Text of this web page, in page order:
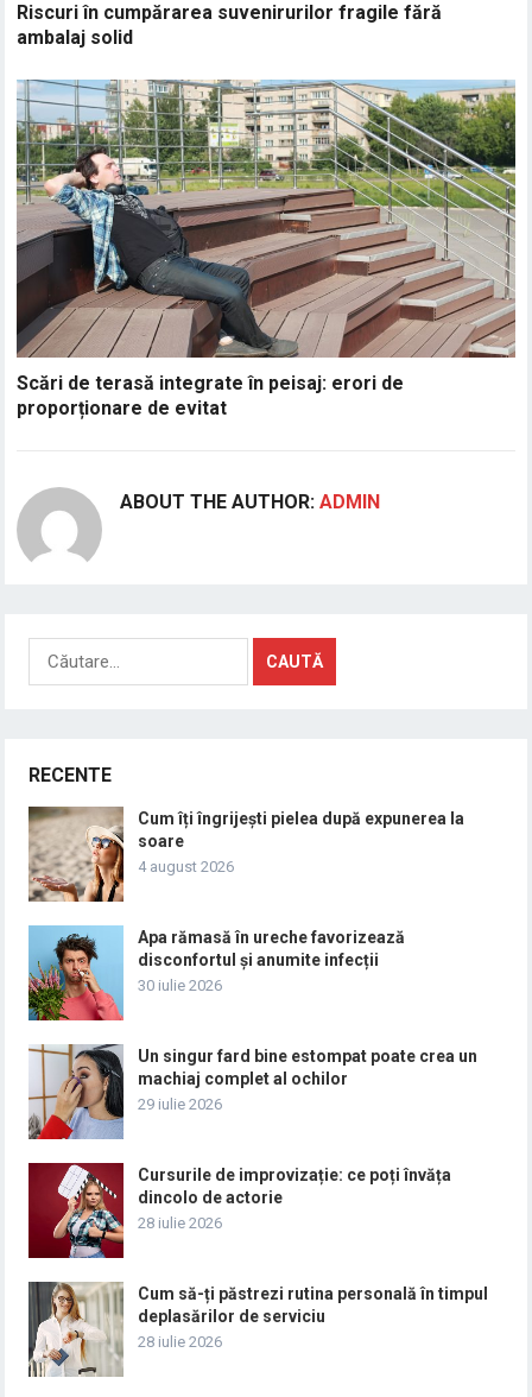
Riscuri în cumpărarea suvenirurilor fragile fără
ambalaj solid
Scări de terasă integrate în peisaj: erori de
proporționare de evitat
ABOUT THE AUTHOR:ADMIN
Caută
RECENTE
Cum îți îngrijești pielea după expunerea la
soare
4 august 2026
Apa rămasă în ureche favorizează
disconfortul și anumite infecții
30 iulie 2026
Un singur fard bine estompat poate crea un
machiaj complet al ochilor
29 iulie 2026
Cursurile de improvizație: ce poți învăța
dincolo de actorie
28 iulie 2026
Cum să-ți păstrezi rutina personală în timpul
deplasărilor de serviciu
28 iulie 2026